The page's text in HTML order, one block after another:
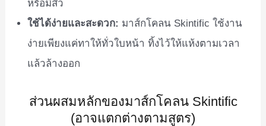
หรือมีสิว
ใช้ได้ง่ายและสะดวก: มาส์กโคลน Skintific ใช้งาน
ง่ายเพียงแค่ทาให้ทั่วใบหน้า ทิ้งไว้ให้แห้งตามเวลา
แล้วล้างออก
ส่วนผสมหลักของมาส์กโคลน Skintific
(อาจแตกต่างตามสูตร)